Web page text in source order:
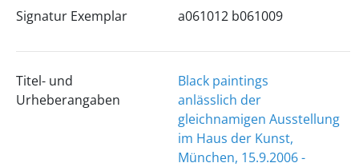
Signatur Exemplar
a061012 b061009
Titel- und
Urheberangaben
Black paintings
anlässlich der
gleichnamigen Ausstellung
im Haus der Kunst,
München, 15.9.2006 -